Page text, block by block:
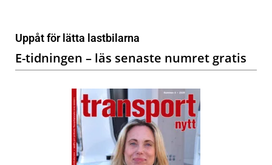
Uppåt för lätta lastbilarna
E-tidningen – läs senaste numret gratis